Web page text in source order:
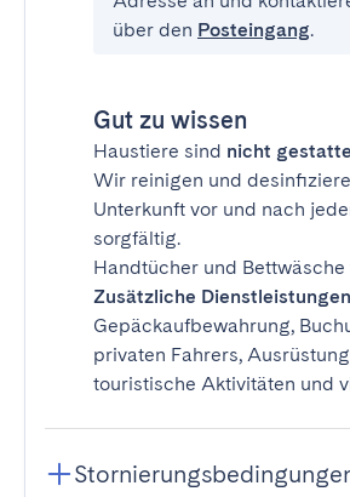
über den Posteingang.
Gut zu wissen
Haustiere sind nicht
Wir reinigen und
Unterkunft vor und nach
sorgfältig.
Handtücher und
Zusätzliche Dienstleistungen
Gepäckaufbewahrung,
privaten Fahrers,
touristische Aktivitäten und